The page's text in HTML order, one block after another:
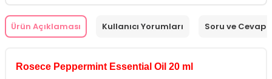
Ürün Açıklaması Kullanıcı Yorumları Soru ve Cevap
Rosece Peppermint Essential Oil 20 ml